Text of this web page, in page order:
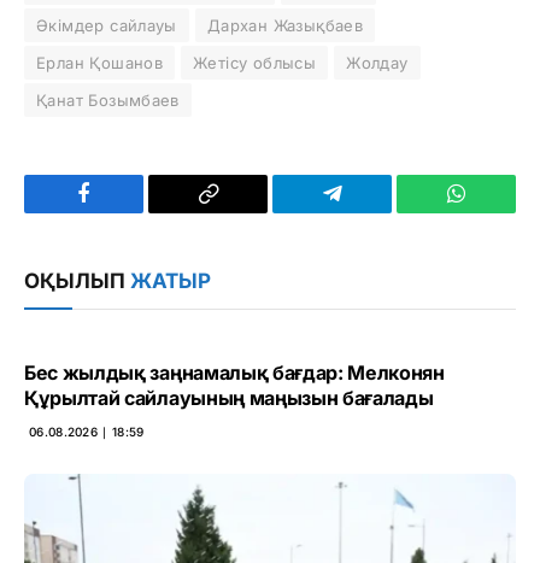
Әкімдер сайлауы
Дархан Жазықбаев
Ерлан Қошанов
Жетісу облысы
Жолдау
Қанат Бозымбаев
Facebook
Copy
Telegram
ОҚЫЛЫП ЖАТЫР
Бес жылдық заңнамалық бағдар: Мелконян
Құрылтай сайлауының маңызын бағалады
06.08.2026 ∣ 18:59